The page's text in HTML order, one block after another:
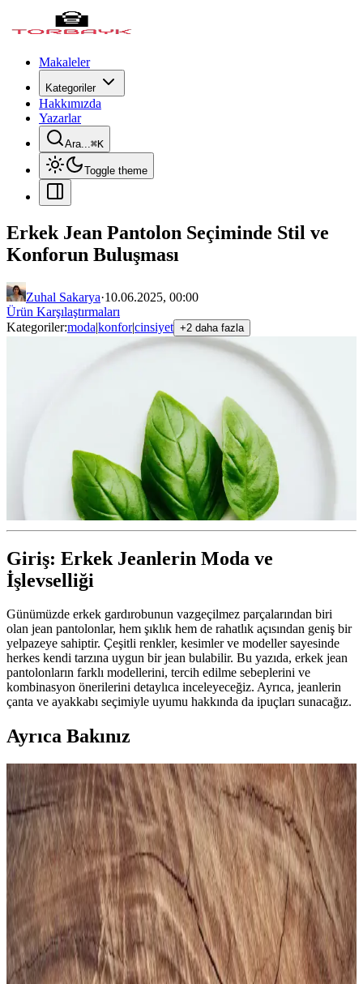
Makaleler
Kategoriler
Hakkımızda
Yazarlar
Ara...⌘K
Toggle theme
Erkek Jean Pantolon Seçiminde Stil ve
Konforun Buluşması
Zuhal Sakarya·10.06.2025, 00:00
Ürün Karşılaştırmaları
Kategoriler:moda|konfor|cinsiyet +2 daha fazla
Giriş: Erkek Jeanlerin Moda ve
İşlevselliği
Günümüzde erkek gardırobunun vazgeçilmez parçalarından biri
olan jean pantolonlar, hem şıklık hem de rahatlık açısından geniş bir
yelpazeye sahiptir. Çeşitli renkler, kesimler ve modeller sayesinde
herkes kendi tarzına uygun bir jean bulabilir. Bu yazıda, erkek jean
pantolonların farklı modellerini, tercih edilme sebeplerini ve
kombinasyon önerilerini detaylıca inceleyeceğiz. Ayrıca, jeanlerin
çanta ve ayakkabı seçimiyle uyumu hakkında da ipuçları sunacağız.
Ayrıca Bakınız
Gezer Yazlık Erkek Terlik: Konfor ve Şıklık Sunan
Hafif ve Dayanıklı Tasarım
Gezer Yazlık Erkek Terlik, hafif, şık ve dayanıklı malzemeleriyle
günlük kullanımda konfor sağlar, sade tasarımıyla farklı tarzlara
uyum sağlar.
Puma Shuffle 309668-25 Erkek Günlük ve Spor
Kullanımına Uygun Ayakkabı
Puma Shuffle 309668-25, hafif yastıklama ve dayanıklı taban
özellikleriyle günlük ve spor aktivitelerinde konfor sağlar, şık ve
pratik tasarımıyla öne çıkar.